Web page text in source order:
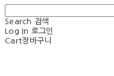
Search
검색
Log In 로그인
Cart장바구니